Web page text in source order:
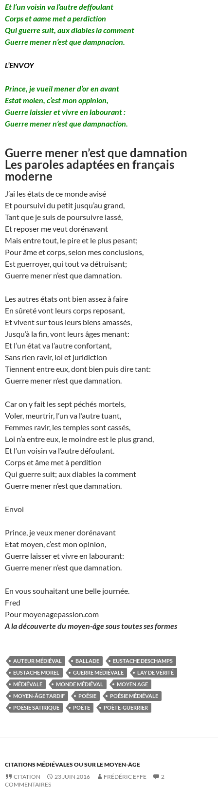
Et l’un voisin va l’autre deffoulant
Corps et aame met a perdiction
Qui guerre suit, aux diables la comment
Guerre mener n’est que dampnacion.
L’ENVOY
Prince, je vueil mener d’or en avant
Estat moien, c’est mon oppinion,
Guerre laissier et vivre en labourant :
Guerre mener n’est que dampnaction.
Guerre mener n’est que damnation
Les paroles adaptées en français
moderne
J’ai les états de ce monde avisé
Et poursuivi du petit jusqu’au grand,
Tant que je suis de poursuivre lassé,
Et reposer me veut dorénavant
Mais entre tout, le pire et le plus pesant;
Pour âme et corps, selon mes conclusions,
Est guerroyer, qui tout va détruisant;
Guerre mener n’est que damnation.
Les autres états ont bien assez à faire
En sûreté vont leurs corps reposant,
Et vivent sur tous leurs biens amassés,
Jusqu’à la fin, vont leurs âges menant:
Et l’un état va l’autre confortant,
Sans rien ravir, loi et juridiction
Tiennent entre eux, dont bien puis dire tant:
Guerre mener n’est que damnation.
Car on y fait les sept péchés mortels,
Voler, meurtrir, l’un va l’autre tuant,
Femmes ravir, les temples sont cassés,
Loi n’a entre eux, le moindre est le plus grand,
Et l’un voisin va l’autre défoulant.
Corps et âme met à perdition
Qui guerre suit; aux diables la comment
Guerre mener n’est que damnation.
Envoi
Prince, je veux mener dorénavant
Etat moyen, c’est mon opinion,
Guerre laisser et vivre en labourant:
Guerre mener n’est que damnation.
En vous souhaitant une belle journée.
Fred
Pour moyenagepassion.com
A la découverte du moyen-âge sous toutes ses formes
AUTEUR MÉDIÉVAL BALLADE
EUSTACHE DESCHAMPS
EUSTACHE MOREL
GUERRE MÉDIÉVALE
LAY DE VÉRITÉ
MÉDIÉVALE
MONDE MÉDIÉVAL
MOYEN AGE
MOYEN-ÂGE TARDIF
POÉSIE
POÉSIE MÉDIÉVALE
POÉSIE SATIRIQUE
POÉTE POÈTE-GUERRIER
CITATIONS MÉDIÉVALES OU SUR LE MOYEN-ÂGE
CITATION
23 JUIN 2016 FRÉDÉRIC EFFE
2
COMMENTAIRES